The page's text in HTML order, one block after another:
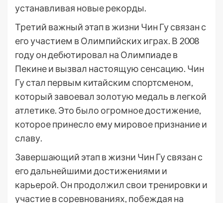
устанавливая новые рекорды.
Третий важный этап в жизни Чин Гу связан с
его участием в Олимпийских играх. В 2008
году он дебютировал на Олимпиаде в
Пекине и вызвал настоящую сенсацию. Чин
Гу стал первым китайским спортсменом,
который завоевал золотую медаль в легкой
атлетике. Это было огромное достижение,
которое принесло ему мировое признание и
славу.
Завершающий этап в жизни Чин Гу связан с
его дальнейшими достижениями и
карьерой. Он продолжил свои тренировки и
участие в соревнованиях, побеждая на